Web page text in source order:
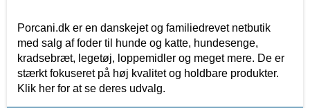
Porcani.dk er en danskejet og familiedrevet netbutik
med salg af foder til hunde og katte, hundesenge,
kradsebræt, legetøj, loppemidler og meget mere. De er
stærkt fokuseret på høj kvalitet og holdbare produkter.
Klik her for at se deres udvalg.